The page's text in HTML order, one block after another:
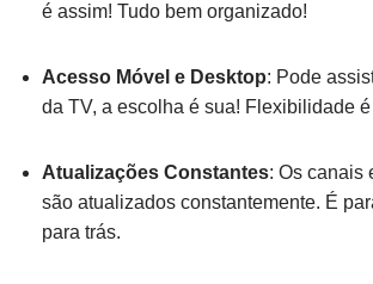
é assim! Tudo bem organizado!
Acesso Móvel e Desktop: Pode
da TV, a escolha é sua! Flexibilidade
Atualizações Constantes: Os canais
são atualizados constantemente. É
para trás.